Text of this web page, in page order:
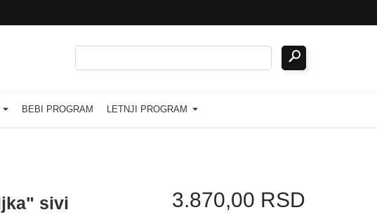
BEBI PROGRAM LETNJI PROGRAM
sivi 3.870,00 RSD